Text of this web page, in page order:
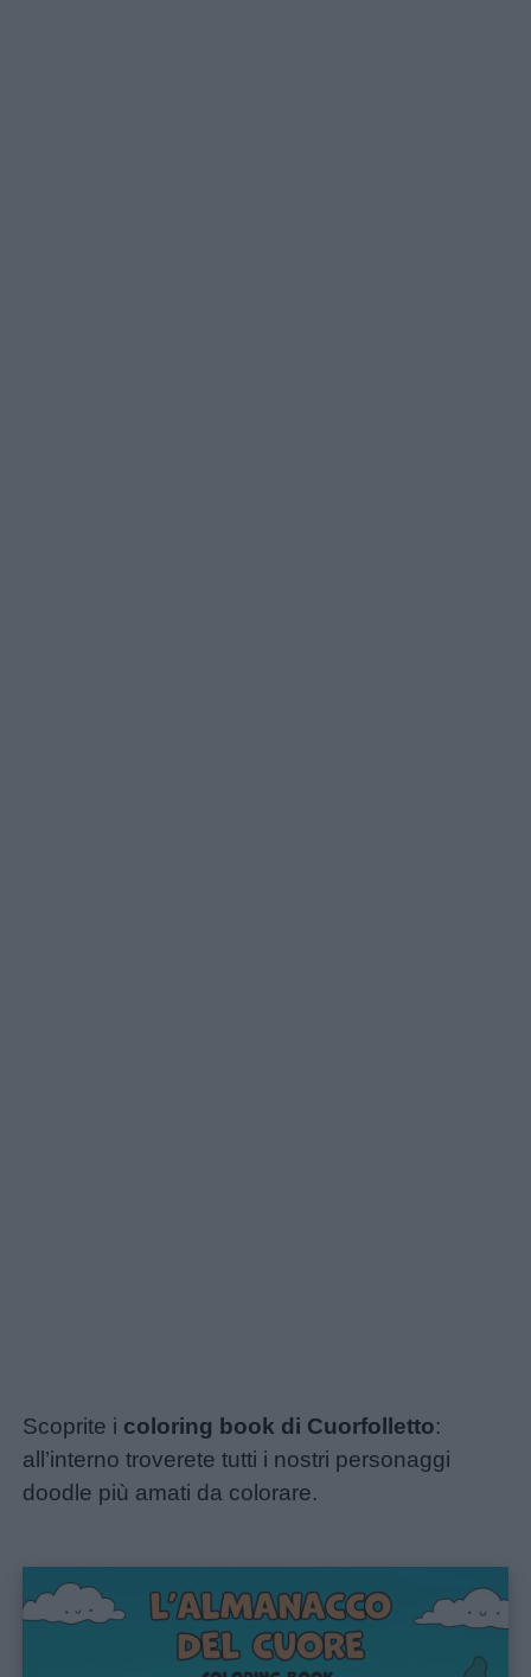
Scoprite i coloring book di Cuorfolletto:
all’interno troverete tutti i nostri personaggi
doodle più amati da colorare.